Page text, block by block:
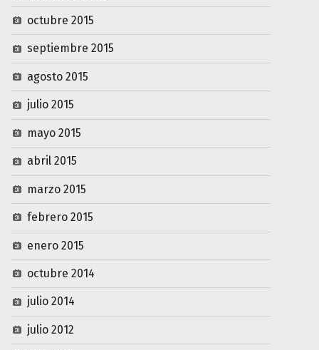
octubre 2015
septiembre 2015
agosto 2015
julio 2015
mayo 2015
abril 2015
marzo 2015
febrero 2015
enero 2015
octubre 2014
julio 2014
julio 2012